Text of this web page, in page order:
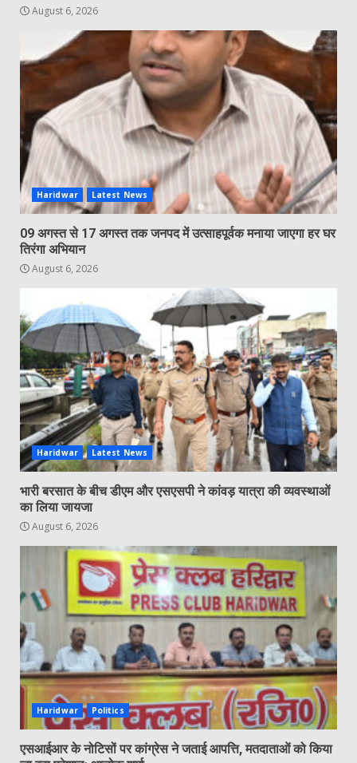
August 6, 2026
Haridwar Latest News
09 अगस्त से 17 अगस्त तक जनपद में उत्साहपूर्वक मनाया जाएगा हर घर
तिरंगा अभियान
August 6, 2026
Haridwar Latest News
भारी बरसात के बीच डीएम और एसएसपी ने कांवड़ यात्रा की व्यवस्थाओं
का लिया जायजा
August 6, 2026
Haridwar Politics
एसआईआर के नोटिसों पर कांग्रेस ने जताई आपत्ति, मतदाताओं को किया